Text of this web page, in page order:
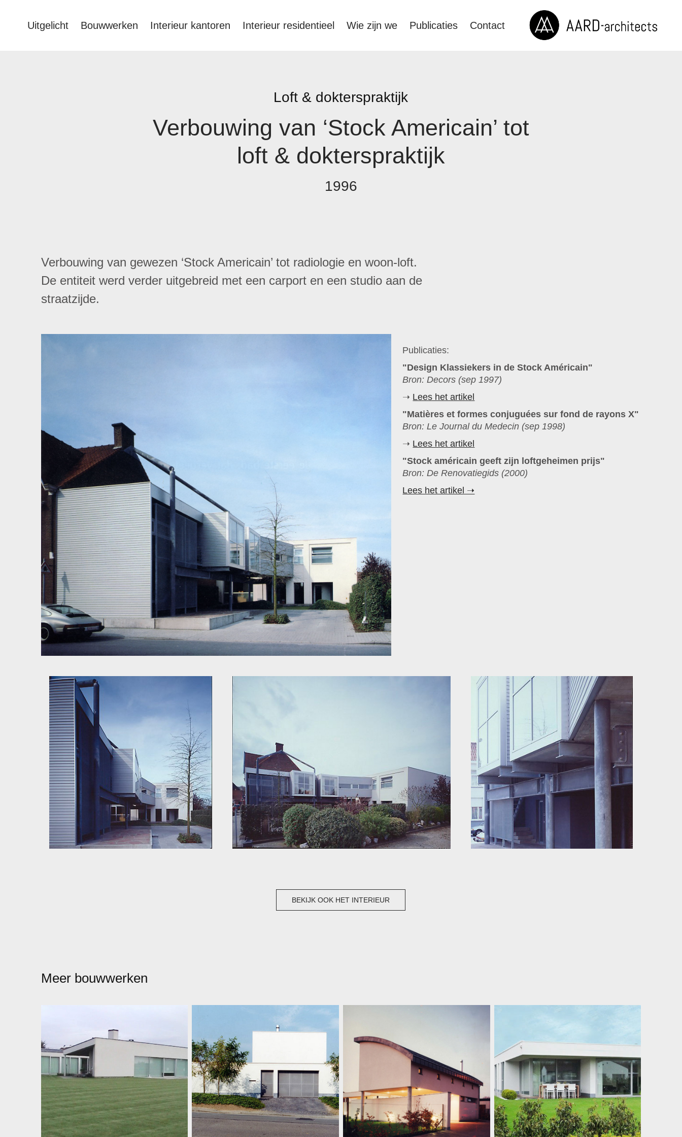
Uitgelicht Bouwwerken Interieur kantoren Interieur residentieel Wie zijn we Publicaties Contact
Loft & dokterspraktijk
Verbouwing van ‘Stock Americain’ tot
loft & dokterspraktijk
1996
Verbouwing van gewezen ‘Stock Americain’ tot radiologie en woon-loft.
De entiteit werd verder uitgebreid met een carport en een studio aan de
straatzijde.
Publicaties:
"Design Klassiekers in de Stock Américain"
Bron: Decors (sep 1997)
➝ Lees het artikel
"Matières et formes conjuguées sur fond de rayons X"
Bron: Le Journal du Medecin (sep 1998)
➝ Lees het artikel
"Stock américain geeft zijn loftgeheimen prijs"
Bron: De Renovatiegids (2000)
Lees het artikel ➝
BEKIJK OOK HET INTERIEUR
Meer bouwwerken
Woning AV
Nieuwbouwwoning
Woning MA-CU
Nieuwbouwwoning voor jong
gezin + latere uitbreiding
Woning VH
Nieuwbouwwoning
Woning DV